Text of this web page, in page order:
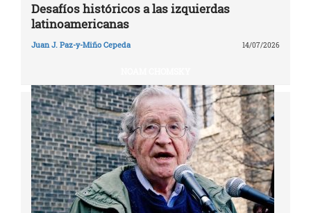
Desafíos históricos a las izquierdas
latinoamericanas
Juan J. Paz-y-Miño Cepeda 14/07/2026